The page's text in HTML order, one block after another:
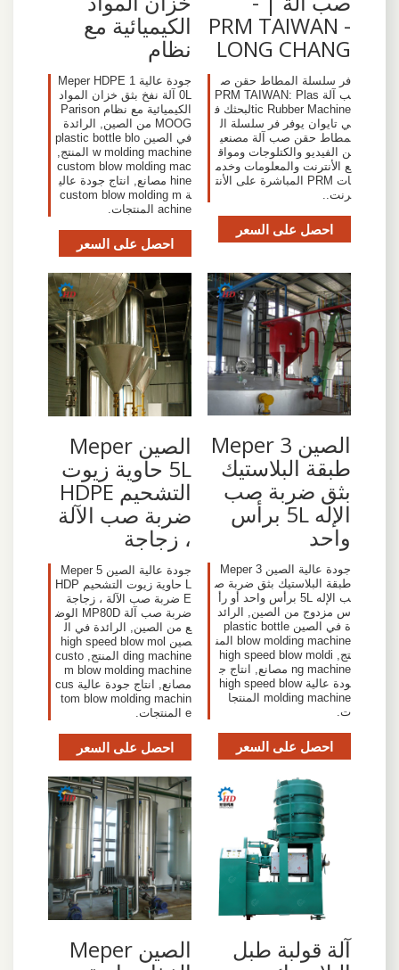
PRM TAIWAN -
LONG CHANG
فر سلسلة المطاط حقن ص
ب آلة PRM TAIWAN: Plas
tic Rubber Machineلبحثك ف
ي تايوان يوفر فر سلسلة ال
مطاط حقن صب آلة مصنعي
ن الفيديو والكتلوجات ومواق
ع الأنترنت والمعلومات وخدم
ات PRM المباشرة على الأنت
رنت..
احصل على السعر
الكيميائية مع
نظام
جودة عالية Meper HDPE 1
0L آلة نفخ بثق خزان المواد
الكيميائية مع نظام Parison
MOOG من الصين, الرائدة
في الصين plastic bottle blo
w molding machine المنتج,
custom blow molding mac
hine مصانع, انتاج جودة عالي
ة custom blow molding m
achine المنتجات.
احصل على السعر
الصين Meper 3
طبقة البلاستيك
بثق ضربة صب
الإله 5L برأس
واحد
جودة عالية الصين Meper 3
طبقة البلاستيك بثق ضربة ص
ب الإله 5L برأس واحد أو رأ
س مزدوج من الصين, الرائد
ة في الصين plastic bottle
blow molding machine المن
تج, high speed blow moldi
ng machine مصانع, انتاج ج
ودة عالية high speed blow
molding machine المنتجا
ت.
احصل على السعر
الصين Meper
5L حاوية زيوت
التشحيم HDPE
ضربة صب الآلة
، زجاجة
جودة عالية الصين Meper 5
L حاوية زيوت التشحيم HDP
E ضربة صب الآلة ، زجاجة
ضربة صب آلة MP80D الوض
ع من الصين, الرائدة في ال
صين high speed blow mol
ding machine المنتج, custo
m blow molding machine
مصانع, انتاج جودة عالية cus
tom blow molding machin
e المنتجات.
احصل على السعر
آلة قولبة طبل الصين Meper